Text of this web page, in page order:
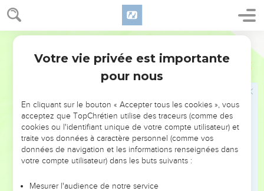
1 Samuel 17
51
וַיָּ֣רָץ דָּ֠וִד וַיַּעֲמֹ֨ד אֶל־הַפְּלִשְׁתִּ֜י וַיִּקַּ֣ח אֶת־חַ֠רְבּוֹ וַֽיִּשְׁלְפָ֤הּ מִתַּעְרָהּ֙
וַיְמֹ֣תְתֵ֔הוּ וַיִּכְרָת־בָּ֖הּ אֶת־רֹאשׁ֑וֹ וַיִּרְא֧וּ הַפְּלִשְׁתִּ֛ים כִּֽי־מֵ֥ת גִּבּוֹרָ֖ם וַיָּנֻֽסוּ׃
52
וַיָּקֻ֣מוּ אַנְשֵׁי֩ יִשְׂרָאֵ֨ל וִיהוּדָ֜ה וַיָּרִ֗עוּ וַֽיִּרְדְּפוּ֙ אֶת־הַפְּלִשְׁתִּ֔ים עַד־בּוֹאֲךָ֣
גַ֔יְא וְעַ֖ד שַׁעֲרֵ֣י עֶקְר֑וֹן וַֽיִּפְּל֞וּ חַֽלְלֵ֤י פְלִשְׁתִּים֙ בְּדֶ֣רֶךְ שַׁעֲרַ֔יִם וְעַד־גַּ֖ת
53
וַיִּקַּ֤ח דָּוִד֙ אֶת־רֹ֣אשׁ הַפְּלִשְׁתִּ֔י וַיְבִאֵ֖הוּ יְרוּשָׁלִָ֑ם וְאֶת־כֵּלָ֖יו שָׂ֥ם בְּאָהֳלֽוֹ׃
Jonatan conclut un pacte d'amitié avec
David
וְכִרְא֨וֹת שָׁא֜וּל אֶת־דָּוִ֗ד יֹצֵא֙ לִקְרַ֣את הַפְּלִשְׁתִּ֔י אָמַ֗ר אֶל־אַבְנֵר֙ שַׂ֣ר
Votre vie privée est importante
pour nous
En cliquant sur le bouton « Accepter tous les cookies », vous
acceptez que TopChrétien utilise des traceurs (comme des
cookies ou l'identifiant unique de votre compte utilisateur) et
traite vos données à caractère personnel (comme vos
données de navigation et les informations renseignées dans
votre compte utilisateur) dans les buts suivants :
Mesurer l'audience de notre service